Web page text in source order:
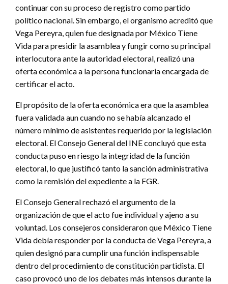
continuar con su proceso de registro como partido
político nacional. Sin embargo, el organismo acreditó que
Vega Pereyra, quien fue designada por México Tiene
Vida para presidir la asamblea y fungir como su principal
interlocutora ante la autoridad electoral, realizó una
oferta económica a la persona funcionaria encargada de
certificar el acto.
El propósito de la oferta económica era que la asamblea
fuera validada aun cuando no se había alcanzado el
número mínimo de asistentes requerido por la legislación
electoral. El Consejo General del INE concluyó que esta
conducta puso en riesgo la integridad de la función
electoral, lo que justificó tanto la sanción administrativa
como la remisión del expediente a la FGR.
El Consejo General rechazó el argumento de la
organización de que el acto fue individual y ajeno a su
voluntad. Los consejeros consideraron que México Tiene
Vida debía responder por la conducta de Vega Pereyra, a
quien designó para cumplir una función indispensable
dentro del procedimiento de constitución partidista. El
caso provocó uno de los debates más intensos durante la